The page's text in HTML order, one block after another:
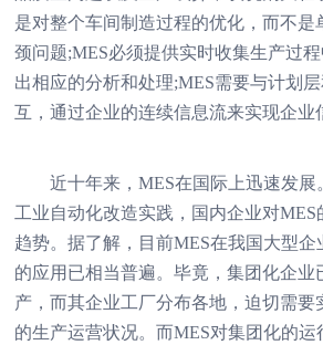
是对整个车间制造过程的优化，而不是
颈问题;MES必须提供实时收集生产过
出相应的分析和处理;MES需要与计划
互，通过企业的连续信息流来实现企业
近十年来，MES在国际上迅速发展
工业自动化改造实践，国内企业对
趋势。据了解，目前MES在我国大型
的应用已相当普遍。毕竟，集团化企业
产，而其企业工厂分布各地，迫切需要
的生产运营状况。而MES对集团化的